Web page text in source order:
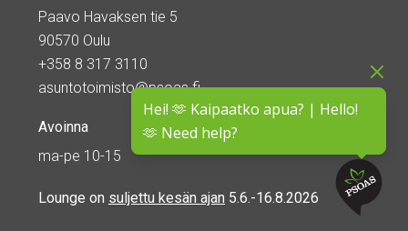
Hei! 🫶 Kaipaatko apua? | Hello!
🫶 Need help?
Paavo Havaksen tie 5
90570 Oulu
+358 8 317 3110
asuntotoimisto@psoas.fi
Avoinna
ma-pe 10-15
Lounge on suljettu kesän ajan 5.6.-16.8.2026